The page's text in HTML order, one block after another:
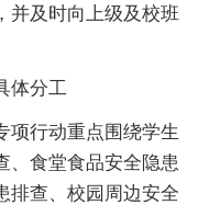
并及时向上级及校班
体分工
项行动重点围绕学生
、食堂食品安全隐患
排查、校园周边安全